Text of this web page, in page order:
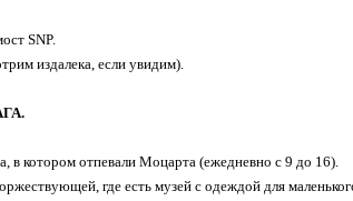
SNP.
издалека, если увидим).
в котором отпевали Моцарта (ежедневно с 9 до 16).
где есть музей с одеждой для